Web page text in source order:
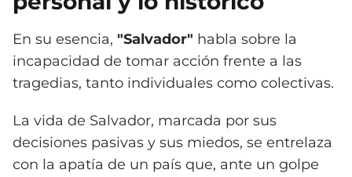
En su esencia, "Salvador" habla sobre la
incapacidad de tomar acción frente a las
tragedias, tanto individuales como colectivas.
La vida de Salvador, marcada por sus
decisiones pasivas y sus miedos, se entrelaza
con la apatía de un país que, ante un golpe